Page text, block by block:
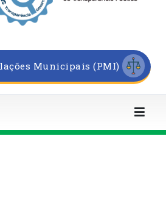
Municipais (PMI)